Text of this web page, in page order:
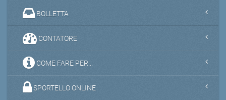
BOLLETTA
CONTATORE
COME FARE PER...
SPORTELLO ONLINE